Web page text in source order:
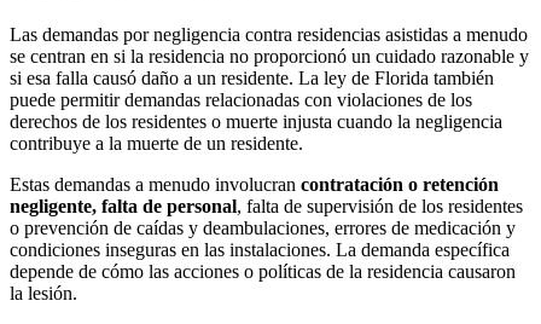
Las demandas por negligencia contra residencias asistidas a menudo
se centran en si la residencia no proporcionó un cuidado razonable y
si esa falla causó daño a un residente. La ley de Florida también
puede permitir demandas relacionadas con violaciones de los
derechos de los residentes o muerte injusta cuando la negligencia
contribuye a la muerte de un residente.
Estas demandas a menudo involucran contratación o retención
negligente, falta de personal, falta de supervisión de los residentes
o prevención de caídas y deambulaciones, errores de medicación y
condiciones inseguras en las instalaciones. La demanda específica
depende de cómo las acciones o políticas de la residencia causaron
la lesión.